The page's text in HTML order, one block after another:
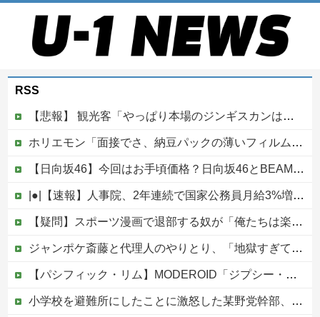
RSS
【悲報】 観光客「やっぱり本場のジンギスカンは美味い！」道民ワイ「ぷっｗｗｗｗ」
ホリエモン「面接でさ、納豆パックの薄いフィルムって何のために入っていの？って聞くわけ」
【日向坂46】今回はお手頃価格？日向坂46とBEAMSのコラボが決定！！
|●|【速報】人事院、2年連続で国家公務員月給3%増の「1万5056円」引き上げ勧告 2年で6%超え
【疑問】スポーツ漫画で退部する奴が「俺たちは楽しくやりたかったんだよ」って言い出す理由ｗｗｗｗｗ他
ジャンポケ斎藤と代理人のやりとり、「地獄すぎて完全にコントになってる……」と衝撃を受ける人が続出中
【パシフィック・リム】MODEROID「ジプシー・デンジャー」プラモデル【10日予約開始】
小学校を避難所にしたことに激怒した某野党幹部、僅か3文字で論破される偉業を達成してしまい……